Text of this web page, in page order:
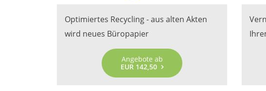
Optimiertes Recycling - aus alten Akten
wird neues Büropapier
Angebote ab
EUR 142,50